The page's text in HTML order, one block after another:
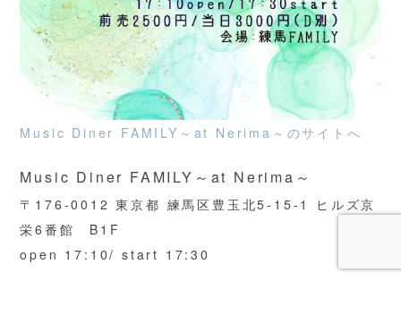
Music Diner FAMILY～at Nerima～のサイトへ
Music Diner FAMILY～at Nerima～
〒176-0012 東京都 練馬区豊玉北5-15-1 ヒルズ京
栄6番館 B1F
open 17:10/ start 17:30